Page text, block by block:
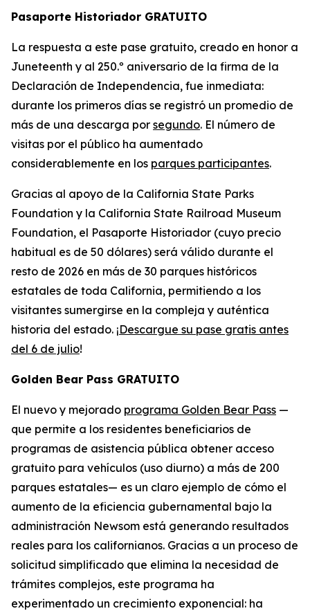
Pasaporte Historiador GRATUITO
La respuesta a este pase gratuito, creado en honor a
Juneteenth y al 250.º aniversario de la firma de la
Declaración de Independencia, fue inmediata:
durante los primeros días se registró un promedio de
más de una descarga por segundo. El número de
visitas por el público ha aumentado
considerablemente en los parques participantes.
Gracias al apoyo de la California State Parks
Foundation y la California State Railroad Museum
Foundation, el Pasaporte Historiador (cuyo precio
habitual es de 50 dólares) será válido durante el
resto de 2026 en más de 30 parques históricos
estatales de toda California, permitiendo a los
visitantes sumergirse en la compleja y auténtica
historia del estado. ¡Descargue su pase gratis antes
del 6 de julio!
Golden Bear Pass GRATUITO
El nuevo y mejorado programa Golden Bear Pass —
que permite a los residentes beneficiarios de
programas de asistencia pública obtener acceso
gratuito para vehículos (uso diurno) a más de 200
parques estatales— es un claro ejemplo de cómo el
aumento de la eficiencia gubernamental bajo la
administración Newsom está generando resultados
reales para los californianos. Gracias a un proceso de
solicitud simplificado que elimina la necesidad de
trámites complejos, este programa ha
experimentado un crecimiento exponencial: ha